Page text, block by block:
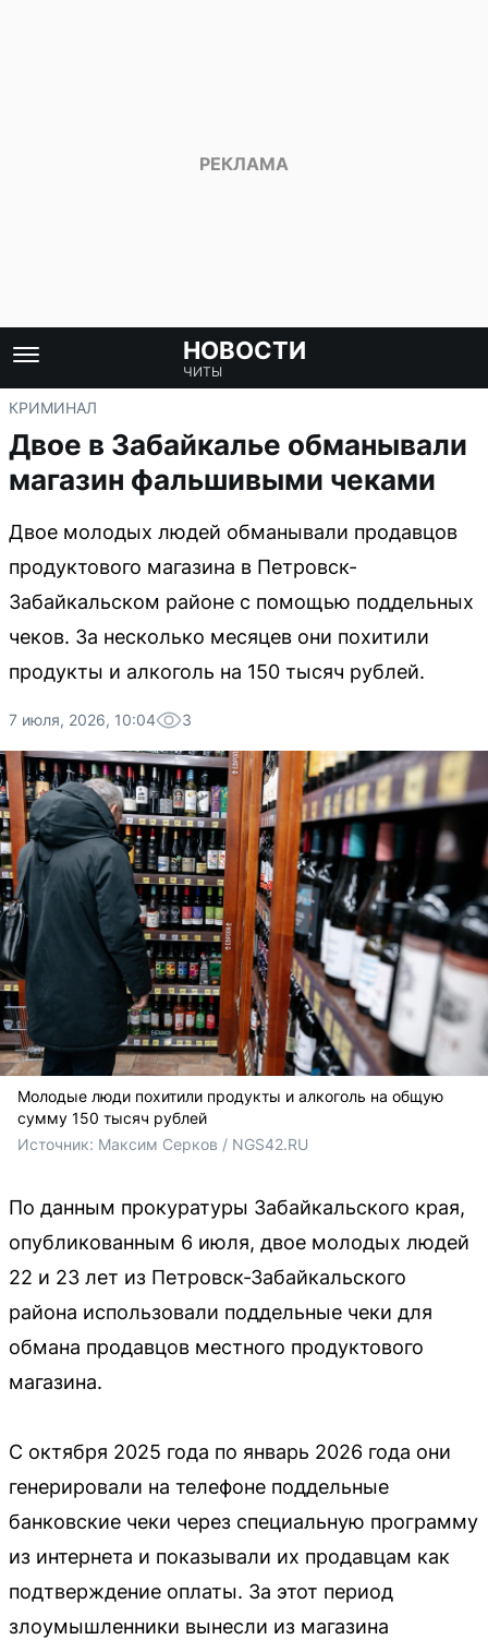
НОВОСТИ
ЧИТЫ
КРИМИНАЛ
Двое в Забайкалье обманывали
магазин фальшивыми чеками
Двое молодых людей обманывали продавцов
продуктового магазина в Петровск-
Забайкальском районе с помощью поддельных
чеков. За несколько месяцев они похитили
продукты и алкоголь на 150 тысяч рублей.
7 июля, 2026, 10:04 3
Молодые люди похитили продукты и алкоголь на общую
сумму 150 тысяч рублей
Источник: Максим Серков / NGS42.RU
По данным прокуратуры Забайкальского края,
опубликованным 6 июля, двое молодых людей
22 и 23 лет из Петровск-Забайкальского
района использовали поддельные чеки для
обмана продавцов местного продуктового
магазина.
С октября 2025 года по январь 2026 года они
генерировали на телефоне поддельные
банковские чеки через специальную программу
из интернета и показывали их продавцам как
подтверждение оплаты. За этот период
злоумышленники вынесли из магазина